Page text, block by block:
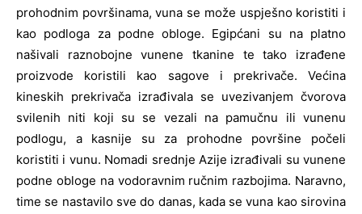
prohodnim površinama, vuna se može uspješno koristiti i
kao podloga za podne obloge. Egipćani su na platno
našivali raznobojne vunene tkanine te tako izrađene
proizvode koristili kao sagove i prekrivače. Većina
kineskih prekrivača izrađivala se uvezivanjem čvorova
svilenih niti koji su se vezali na pamučnu ili vunenu
podlogu, a kasnije su za prohodne površine počeli
koristiti i vunu. Nomadi srednje Azije izrađivali su vunene
podne obloge na vodoravnim ručnim razbojima. Naravno,
time se nastavilo sve do danas, kada se vuna kao sirovina